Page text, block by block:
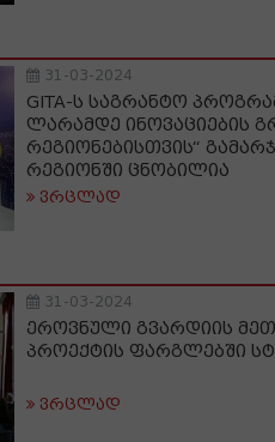
31-03-2024
GITA-ს საგრანტო
ლარამდე ინოვაციების
რეგიონებისთვის“
რეგიონში ცნობილია
ვრცლად
31-03-2024
ეროვნული გვარდიის
პროექტის ფარგლებში
ვრცლად